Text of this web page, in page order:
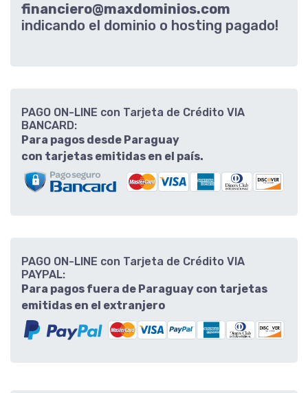
financiero@maxdominios.com
indicando el dominio o hosting pagado!
PAGO ON-LINE con Tarjeta de Crédito VIA
BANCARD:
Para pagos desde Paraguay
con tarjetas emitidas en el país.
PAGO ON-LINE con Tarjeta de Crédito VIA
PAYPAL:
Para pagos fuera de Paraguay con tarjetas
emitidas en el extranjero